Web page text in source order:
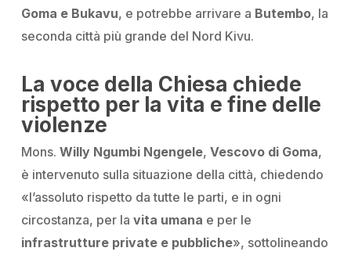
Goma e Bukavu, e potrebbe arrivare a Butembo, la
seconda città più grande del Nord Kivu.
La voce della Chiesa chiede
rispetto per la vita e fine delle
violenze
Mons.Willy Ngumbi Ngengele,Vescovo di Goma,
è intervenuto sulla situazione della città, chiedendo
«l’assoluto rispetto da tutte le parti, e in ogni
circostanza, per lavita umana e per le
infrastrutture private e pubbliche», sottolineando